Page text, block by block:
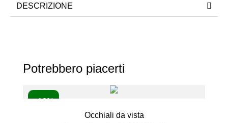
DESCRIZIONE
Potrebbero piacerti
- 10%
Occhiali da vista